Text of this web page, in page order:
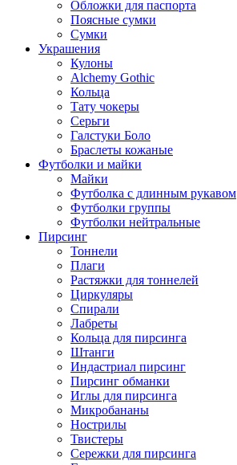
Обложки для паспорта
Поясные сумки
Сумки
Украшения
Кулоны
Alchemy Gothic
Кольца
Тату чокеры
Серьги
Галстуки Боло
Браслеты кожаные
Футболки и майки
Майки
Футболка с длинным рукавом
Футболки группы
Футболки нейтральные
Пирсинг
Тоннели
Плаги
Растяжки для тоннелей
Циркуляры
Спирали
Лабреты
Кольца для пирсинга
Штанги
Индастриал пирсинг
Пирсинг обманки
Иглы для пирсинга
Микробананы
Нострилы
Твистеры
Сережки для пирсинга